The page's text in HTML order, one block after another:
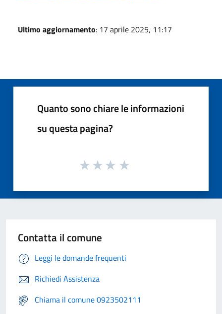
Ultimo aggiornamento: 17 aprile 2025, 11:17
Quanto sono chiare le informazioni
su questa pagina?
Contatta il comune
Leggi le domande frequenti
Richiedi Assistenza
Chiama il comune 0923502111